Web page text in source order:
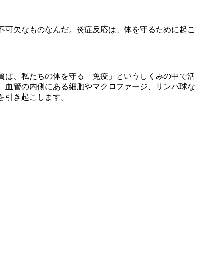
欠なものなんだ。炎症反応は、体を守るために起こ
は、私たちの体を守る「免疫」というしくみの中で活
管の内側にある細胞やマクロファージ、リンパ球な
き起こします。